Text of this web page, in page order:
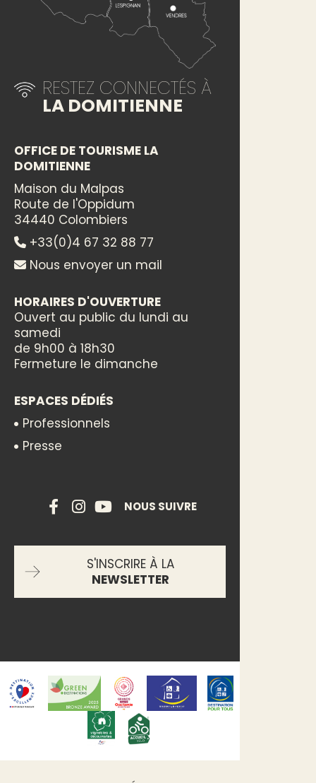
RESTEZ CONNECTÉS À
LA DOMITIENNE
OFFICE DE TOURISME LA
DOMITIENNE
Maison du Malpas
Route de l'Oppidum
34440 Colombiers
+33(0)4 67 32 88 77
Nous envoyer un mail
HORAIRES D'OUVERTURE
Ouvert au public du lundi au
samedi
de 9h00 à 18h30
Fermeture le dimanche
ESPACES DÉDIÉS
Professionnels
Presse
NOUS SUIVRE
S'INSCRIRE À LA
NEWSLETTER